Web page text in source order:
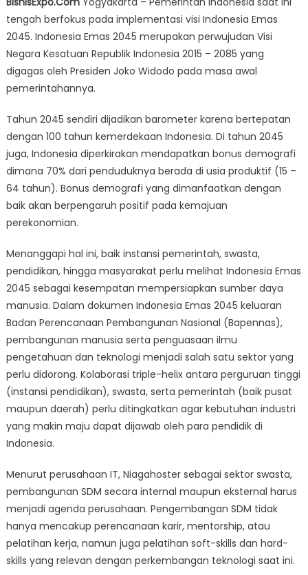
Indonesia
Emas
2045,
Harus
Disiapkan
Dari
Sekarang
tengah berfokus pada implementasi visi Indonesia Emas
2045. Indonesia Emas 2045 merupakan perwujudan Visi
Negara Kesatuan Republik Indonesia 2015 – 2085 yang
digagas oleh Presiden Joko Widodo pada masa awal
pemerintahannya.
Tahun 2045 sendiri dijadikan barometer karena bertepatan
dengan 100 tahun kemerdekaan Indonesia. Di tahun 2045
juga, Indonesia diperkirakan mendapatkan bonus demografi
dimana 70% dari penduduknya berada di usia produktif (15 –
64 tahun). Bonus demografi yang dimanfaatkan dengan
baik akan berpengaruh positif pada kemajuan
perekonomian.
Menanggapi hal ini, baik instansi pemerintah, swasta,
pendidikan, hingga masyarakat perlu melihat Indonesia Emas
2045 sebagai kesempatan mempersiapkan sumber daya
manusia. Dalam dokumen Indonesia Emas 2045 keluaran
Badan Perencanaan Pembangunan Nasional (Bapennas),
pembangunan manusia serta penguasaan ilmu
pengetahuan dan teknologi menjadi salah satu sektor yang
perlu didorong. Kolaborasi triple-helix antara perguruan tinggi
(instansi pendidikan), swasta, serta pemerintah (baik pusat
maupun daerah) perlu ditingkatkan agar kebutuhan industri
yang makin maju dapat dijawab oleh para pendidik di
Indonesia.
Menurut perusahaan IT, Niagahoster sebagai sektor swasta,
pembangunan SDM secara internal maupun eksternal harus
menjadi agenda perusahaan. Pengembangan SDM tidak
hanya mencakup perencanaan karir, mentorship, atau
pelatihan kerja, namun juga pelatihan soft-skills dan hard-
skills yang relevan dengan perkembangan teknologi saat ini.